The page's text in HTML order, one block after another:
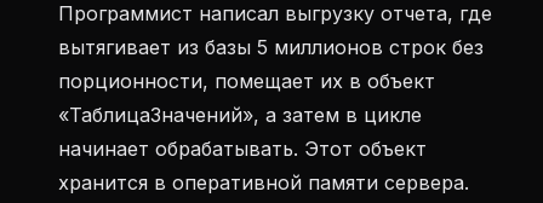
Программист написал выгрузку отчета, где
вытягивает из базы 5 миллионов строк без
порционности, помещает их в объект
«ТаблицаЗначений», а затем в цикле
начинает обрабатывать. Этот объект
хранится в оперативной памяти сервера.